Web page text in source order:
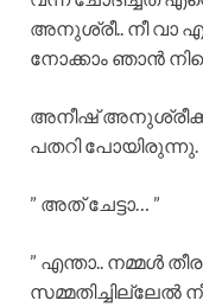
അനുശ്രീ.. നീ വാ
നോക്കാം ഞാൻ
അനീഷ്
പതറി പോയിരുന്നു.
” അത് ചേട്ടാ… ”
” എന്താ.. നമ്മൾ
സമ്മതിച്ചില്ലേൽ